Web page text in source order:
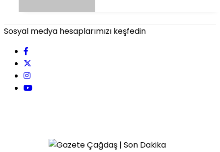
Sosyal medya hesaplarımızı keşfedin